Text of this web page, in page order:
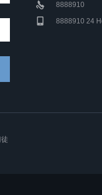
8888910
8888910 24